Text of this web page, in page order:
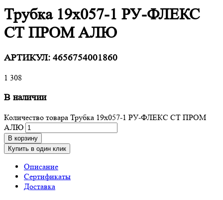
Трубка 19х057-1 РУ-ФЛЕКС
СТ ПРОМ АЛЮ
АРТИКУЛ: 4656754001860
1 308
В наличии
Количество товара Трубка 19х057-1 РУ-ФЛЕКС СТ ПРОМ
АЛЮ
В корзину
Купить в один клик
Описание
Сертификаты
Доставка